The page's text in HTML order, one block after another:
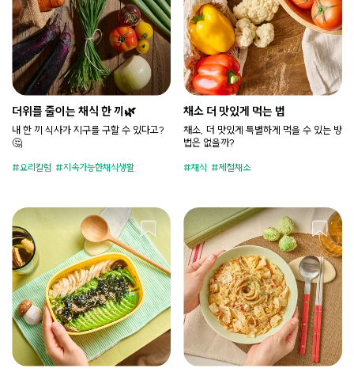
더위를 줄이는 채식 한 끼🌿
내 한 끼 식사가 지구를 구할 수 있다고?
🤔
요리칼럼 지속가능한채식생활
채소 더 맛있게 먹는 법
채소, 더 맛있게 특별하게 먹을 수 있는 방
법은 없을까?
채식 제철채소